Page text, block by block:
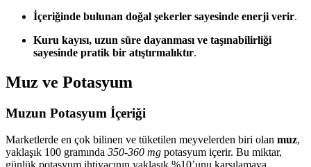
İçeriğinde bulunan doğal şekerler sayesinde enerji verir.
Kuru kayısı, uzun süre dayanması ve taşınabilirliği
sayesinde pratik bir atıştırmalıktır.
Muz ve Potasyum
Muzun Potasyum İçeriği
Marketlerde en çok bilinen ve tüketilen meyvelerden biri olan muz,
yaklaşık 100 gramında 350-360 mg potasyum içerir. Bu miktar,